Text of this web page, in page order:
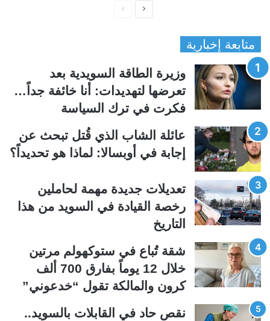
ح
ة
ا
ق
ة
ح
ة
ا
ت
ا
ي
ة
متابعة إخبارية
وزيرة الطاقة السويدية بعد
تعرضها لتهديدات: أنا خائفة جداً…
فكرت في ترك السياسة
عائلة الشاب الذي قُتل تبحث عن
إجابة في أوبسالا: لماذا هو تحديداً؟
تعديلات جديدة مهمة لحاملين
رخصة القيادة في السويد من هذا
التاريخ
شقة تُباع في ستوكهولم مرتين
خلال 12 يوماً بفارق 700 ألف
كرون والمالكة تقول “خدعوني”
نقص حاد في القابلات بالسويد..